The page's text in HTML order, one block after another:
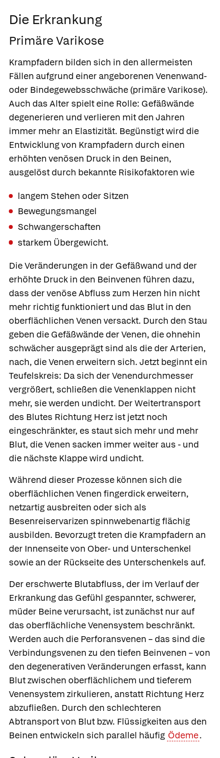
Die Erkrankung
Primäre Varikose
Krampfadern bilden sich in den allermeisten
Fällen aufgrund einer angeborenen Venenwand-
oder Bindegewebsschwäche (primäre Varikose).
Auch das Alter spielt eine Rolle: Gefäßwände
degenerieren und verlieren mit den Jahren
immer mehr an Elastizität. Begünstigt wird die
Entwicklung von Krampfadern durch einen
erhöhten venösen Druck in den Beinen,
ausgelöst durch bekannte Risikofaktoren wie
langem Stehen oder Sitzen
Bewegungsmangel
Schwangerschaften
starkem Übergewicht.
Die Veränderungen in der Gefäßwand und der
erhöhte Druck in den Beinvenen führen dazu,
dass der venöse Abfluss zum Herzen hin nicht
mehr richtig funktioniert und das Blut in den
oberflächlichen Venen versackt. Durch den Stau
geben die Gefäßwände der Venen, die ohnehin
schwächer ausgeprägt sind als die der Arterien,
nach, die Venen erweitern sich. Jetzt beginnt ein
Teufelskreis: Da sich der Venendurchmesser
vergrößert, schließen die Venenklappen nicht
mehr, sie werden undicht. Der Weitertransport
des Blutes Richtung Herz ist jetzt noch
eingeschränkter, es staut sich mehr und mehr
Blut, die Venen sacken immer weiter aus - und
die nächste Klappe wird undicht.
Während dieser Prozesse können sich die
oberflächlichen Venen fingerdick erweitern,
netzartig ausbreiten oder sich als
Besenreiservarizen spinnwebenartig flächig
ausbilden. Bevorzugt treten die Krampfadern an
der Innenseite von Ober- und Unterschenkel
sowie an der Rückseite des Unterschenkels auf.
Der erschwerte Blutabfluss, der im Verlauf der
Erkrankung das Gefühl gespannter, schwerer,
müder Beine verursacht, ist zunächst nur auf
das oberflächliche Venensystem beschränkt.
Werden auch die Perforansvenen – das sind die
Verbindungsvenen zu den tiefen Beinvenen – von
den degenerativen Veränderungen erfasst, kann
Blut zwischen oberflächlichem und tieferem
Venensystem zirkulieren, anstatt Richtung Herz
abzufließen. Durch den schlechteren
Abtransport von Blut bzw. Flüssigkeiten aus den
Beinen entwickeln sich parallel häufig Ödeme.